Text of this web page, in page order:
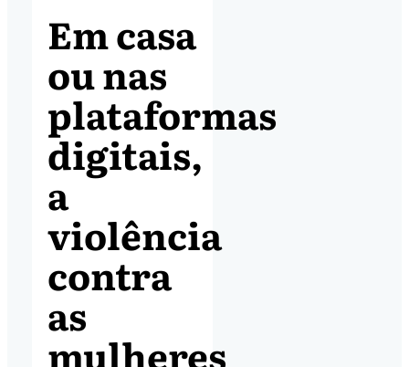
Em casa
ou nas
plataformas
digitais,
a
violência
contra
as
mulheres